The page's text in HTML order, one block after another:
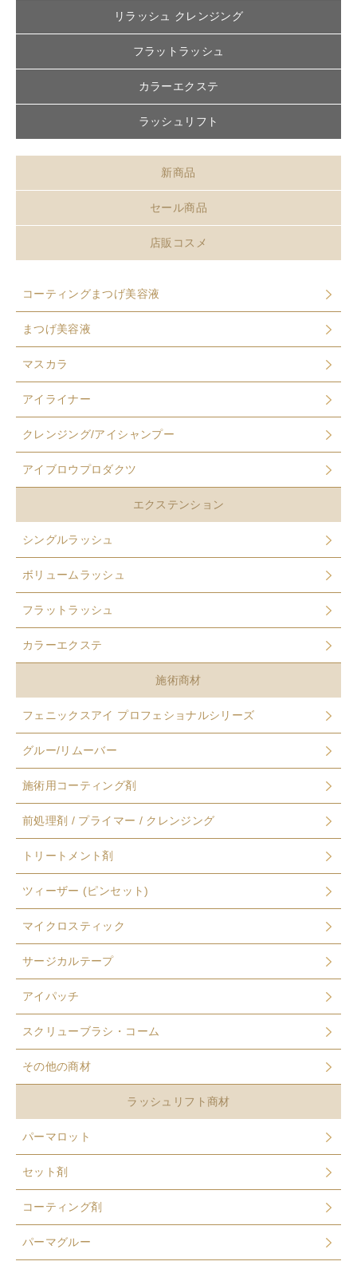
リラッシュ クレンジング
フラットラッシュ
カラーエクステ
ラッシュリフト
新商品
セール商品
店販コスメ
コーティングまつげ美容液
まつげ美容液
マスカラ
アイライナー
クレンジング/アイシャンプー
アイブロウプロダクツ
エクステンション
シングルラッシュ
ボリュームラッシュ
フラットラッシュ
カラーエクステ
施術商材
フェニックスアイ プロフェショナルシリーズ
グルー/リムーバー
施術用コーティング剤
前処理剤 / プライマー / クレンジング
トリートメント剤
ツィーザー (ピンセット)
マイクロスティック
サージカルテープ
アイパッチ
スクリューブラシ・コーム
その他の商材
ラッシュリフト商材
パーマロット
セット剤
コーティング剤
パーマグルー